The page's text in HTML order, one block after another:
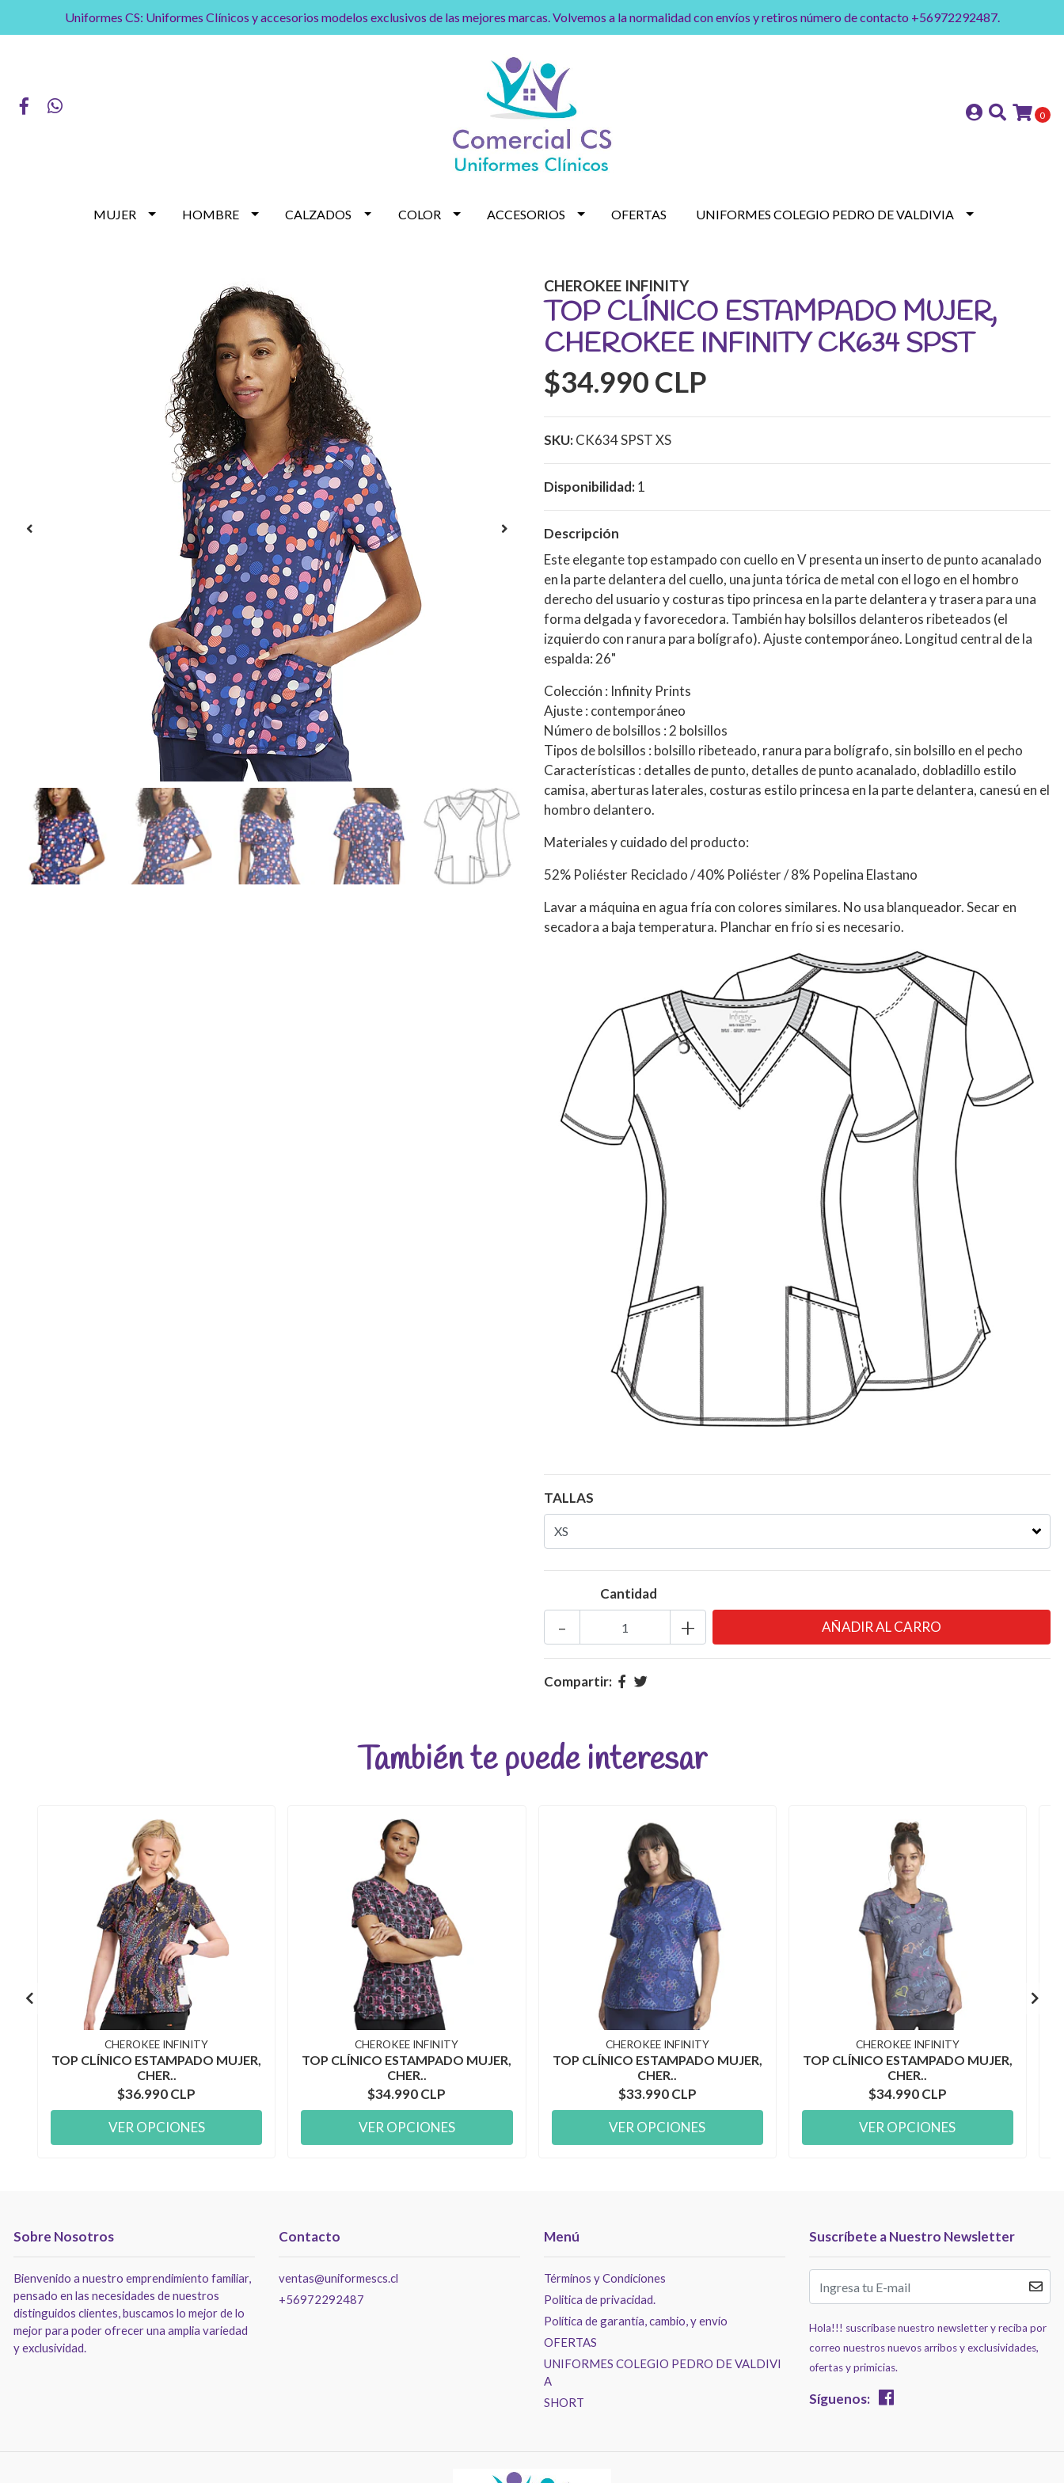
Uniformes CS: Uniformes Clínicos y accesorios modelos exclusivos de las mejores marcas. Volvemos a la normalidad con envíos y retiros número de contacto +56972292487.
0
MUJER HOMBRE CALZADOS COLOR ACCESORIOS OFERTAS UNIFORMES COLEGIO PEDRO DE VALDIVIA
CHEROKEE INFINITY
TOP CLÍNICO ESTAMPADO MUJER,
CHEROKEE INFINITY CK634 SPST
$34.990 CLP
SKU:CK634 SPST XS
Disponibilidad:1
Descripción
Este elegante top estampado con cuello en V presenta un inserto de punto acanalado
en la parte delantera del cuello, una junta tórica de metal con el logo en el hombro
derecho del usuario y costuras tipo princesa en la parte delantera y trasera para una
forma delgada y favorecedora. También hay bolsillos delanteros ribeteados (el
izquierdo con ranura para bolígrafo). Ajuste contemporáneo. Longitud central de la
espalda: 26"
Colección : Infinity Prints
Ajuste : contemporáneo
Número de bolsillos : 2 bolsillos
Tipos de bolsillos : bolsillo ribeteado, ranura para bolígrafo, sin bolsillo en el pecho
Características : detalles de punto, detalles de punto acanalado, dobladillo estilo
camisa, aberturas laterales, costuras estilo princesa en la parte delantera, canesú en el
hombro delantero.
Materiales y cuidado del producto:
52% Poliéster Reciclado / 40% Poliéster / 8% Popelina Elastano
Lavar a máquina en agua fría con colores similares. No usa blanqueador. Secar en
secadora a baja temperatura. Planchar en frío si es necesario.
TALLAS
Cantidad
+
-
Compartir:
También te puede interesar
CHEROKEE INFINITY
TOP CLÍNICO ESTAMPADO MUJER,
CHER..
$36.990 CLP
VER OPCIONES
CHEROKEE INFINITY
TOP CLÍNICO ESTAMPADO MUJER,
CHER..
$34.990 CLP
VER OPCIONES
CHEROKEE INFINITY
TOP CLÍNICO ESTAMPADO MUJER,
CHER..
$33.990 CLP
VER OPCIONES
CHEROKEE INFINITY
TOP CLÍNICO ESTAMPADO MUJER,
CHER..
$34.990 CLP
VER OPCIONES
Sobre Nosotros
Bienvenido a nuestro emprendimiento familiar,
pensado en las necesidades de nuestros
distinguidos clientes, buscamos lo mejor de lo
mejor para poder ofrecer una amplia variedad
y exclusividad.
Contacto
ventas@uniformescs.cl
+56972292487
Menú
Términos y Condiciones
Politica de privacidad.
Política de garantía, cambio, y envío
OFERTAS
UNIFORMES COLEGIO PEDRO DE VALDIVI
A
SHORT
Suscríbete a Nuestro Newsletter
Hola!!! suscríbase nuestro newsletter y reciba por
correo nuestros nuevos arribos y exclusividades,
ofertas y primicias.
Síguenos: